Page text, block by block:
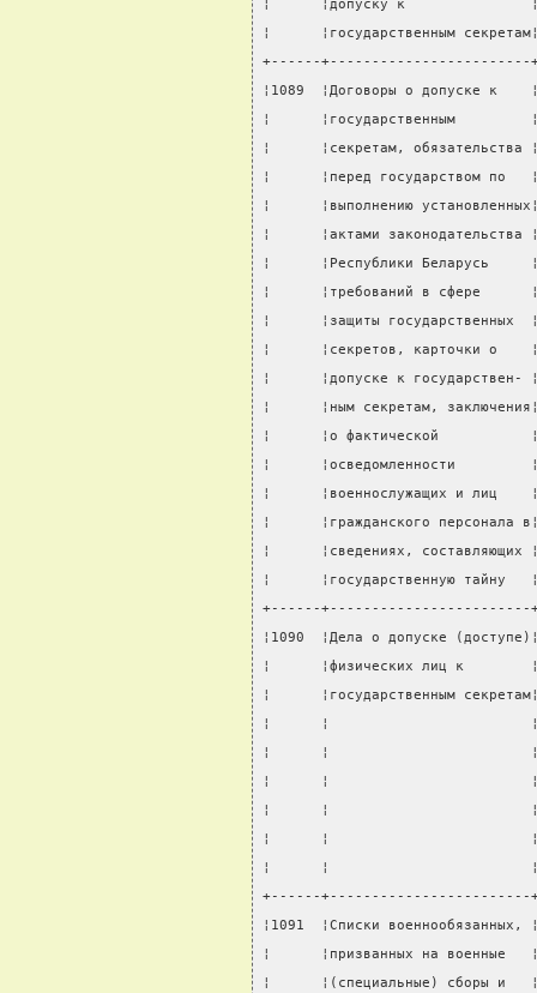
¦      ¦допуску к
¦      ¦государственным
+------+------------------------
¦1089  ¦Договоры о допуске к
¦      ¦государственным
¦      ¦секретам,
¦      ¦перед государством по
¦      ¦выполнению
¦      ¦актами
¦      ¦Республики Беларусь
¦      ¦требований в сфере
¦      ¦защиты
¦      ¦секретов,
¦      ¦допуске к
¦      ¦ным секретам,
¦      ¦о фактической
¦
¦      ¦военнослужащих
¦      ¦гражданского
¦      ¦сведениях,
¦      ¦государственную
+------+------------------------
¦1090  ¦Дела о допуске
¦      ¦физических лиц к
¦      ¦государственным
¦      ¦
¦      ¦
¦      ¦
¦      ¦
¦      ¦
¦      ¦
+------+------------------------
¦1091  ¦Списки
¦      ¦призванных на
¦      ¦(специальные)